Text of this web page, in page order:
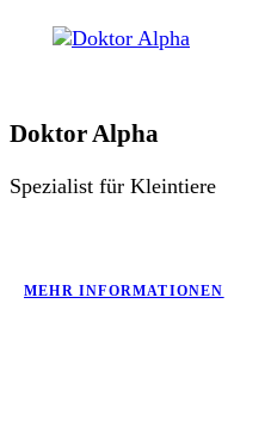
Doktor Alpha
Spezialist für Kleintiere
MEHR INFORMATIONEN